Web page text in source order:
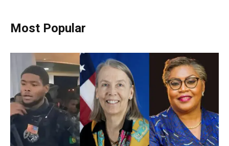
Most Popular